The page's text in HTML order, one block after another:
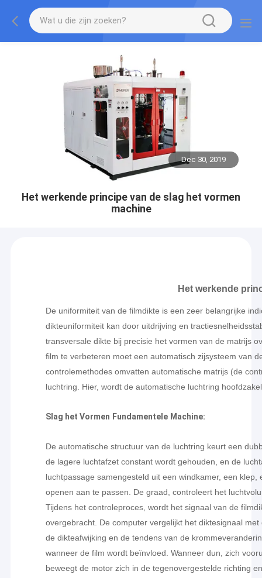
Dec 30, 2019
Het werkende principe van de slag het vormen
machine
Het werkende
De uniformiteit van de filmdikte is een zeer belangrijke
dikteuniformiteit kan door uitdrijving en
transversale dikte bij precisie het vormen van de matrijs
film te verbeteren moet een automatisch zijsysteem van
controlemethodes omvatten automatische matrijs (de
luchtring. Hier, wordt de automatische luchtring
Slag het Vormen Fundamentele Machine:
De automatische structuur van de luchtring keurt een
de lagere luchtafzet constant wordt gehouden, en de
luchtpassage samengesteld uit een windkamer, een
openen aan te passen. De graad, controleert het
Tijdens het controleproces, wordt het signaal van de
overgebracht. De computer vergelijkt het diktesignaal
de dikteafwijking en de tendens van de
wanneer de film wordt beïnvloed. Wanneer dun, zich
beweegt de motor zich in de tegenovergestelde richting